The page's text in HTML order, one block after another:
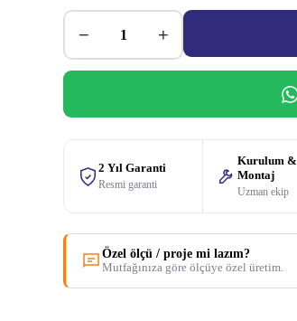
− +
2 Yıl Garanti
Resmi garanti
Kurulum &
Montaj
Uzman ekip
Özel ölçü / proje mi lazım?
Mutfağınıza göre ölçüye özel üretim.